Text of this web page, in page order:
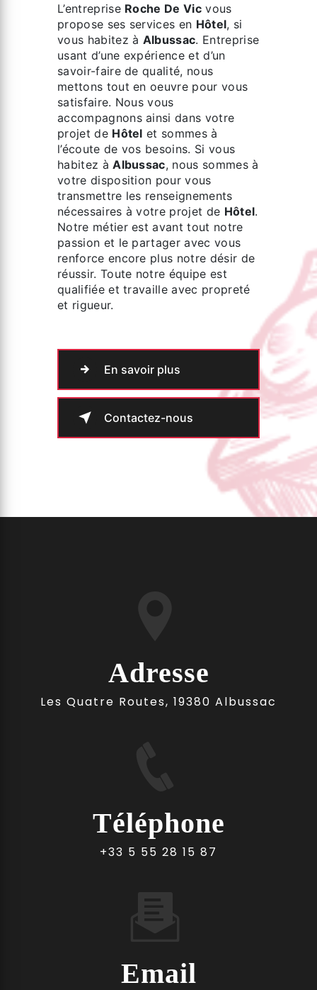
L’entreprise Roche De Vic vous
propose ses services en Hôtel, si
vous habitez à Albussac. Entreprise
usant d’une expérience et d’un
savoir-faire de qualité, nous
mettons tout en oeuvre pour vous
satisfaire. Nous vous
accompagnons ainsi dans votre
projet de Hôtel et sommes à
l’écoute de vos besoins. Si vous
habitez àAlbussac, nous sommes à
votre disposition pour vous
transmettre les renseignements
nécessaires à votre projet de Hôtel.
Notre métier est avant tout notre
passion et le partager avec vous
renforce encore plus notre désir de
réussir. Toute notre équipe est
qualifiée et travaille avec propreté
et rigueur.
En savoir plus
Contactez-nous
Adresse
Les Quatre Routes, 19380 Albussac
Téléphone
+33 5 55 28 15 87
Email